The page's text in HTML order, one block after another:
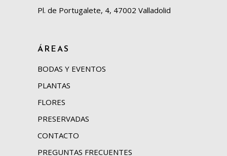
Pl. de Portugalete, 4, 47002 Valladolid
ÁREAS
BODAS Y EVENTOS
PLANTAS
FLORES
PRESERVADAS
CONTACTO
PREGUNTAS FRECUENTES